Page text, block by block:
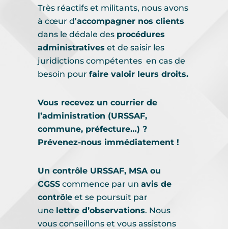
Très réactifs et militants, nous avons
à cœur d’accompagner nos clients
dans le dédale des procédures
administratives et de saisir les
juridictions compétentes en cas de
besoin pour faire valoir leurs droits.
Vous recevez un courrier de
l’administration (URSSAF,
commune, préfecture…) ?
Prévenez-nous immédiatement !
Un contrôle URSSAF, MSA ou
CGSS commence par un avis de
contrôle et se poursuit par
une lettre d’observations. Nous
vous conseillons et vous assistons